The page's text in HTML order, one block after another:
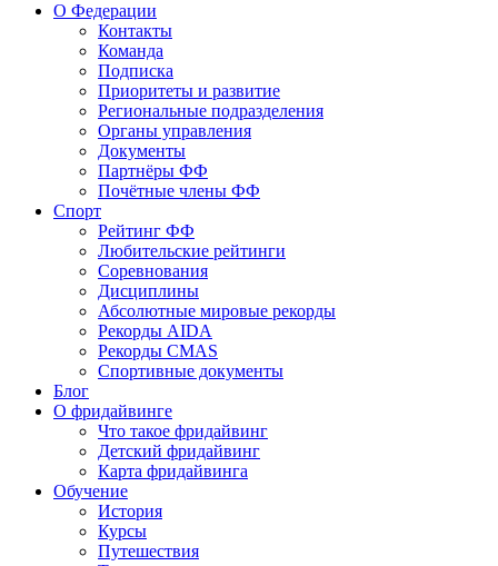
О Федерации
Контакты
Команда
Подписка
Приоритеты и развитие
Региональные подразделения
Органы управления
Документы
Партнёры ФФ
Почётные члены ФФ
Спорт
Рейтинг ФФ
Любительские рейтинги
Соревнования
Дисциплины
Абсолютные мировые рекорды
Рекорды AIDA
Рекорды CMAS
Спортивные документы
Блог
О фридайвинге
Что такое фридайвинг
Детский фридайвинг
Карта фридайвинга
Обучение
История
Курсы
Путешествия